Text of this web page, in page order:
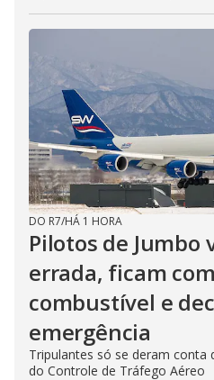
DO R7/HÁ 1 HORA
Pilotos de Jumbo
errada, ficam
combustível e
emergência
Tripulantes só se deram conta
do Controle de Tráfego Aéreo